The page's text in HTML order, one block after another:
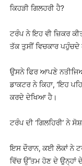
ਕਿਹੜੀ ਗਿਲਹਰੀ ਹੈ?
ਟਰੰਪ ਨੇ ਇਹ ਵੀ ਜ਼ਿਕਰ
ਤੱਕ ਤੁਸੀਂ ਵਿਚਕਾਰ
ਉਸਨੇ ਫਿਰ ਆਪਣੇ
ਡਾਕਟਰ ਨੇ ਕਿਹਾ, ‘ਇਹ
ਕਰਦੇ ਦੇਖਿਆ ਹੈ।
ਟਰੰਪ ਦੀ ‘ਗਿਲਹਿਰੀ’ ਨੇ
ਇਸ ਦੌਰਾਨ, ਕਈ ਲੋਕਾਂ ਨੇ
ਵਿੱਚ ਉੱਤਮ ਹੋਣ ਦੇ ਉਨ੍ਹਾਂ